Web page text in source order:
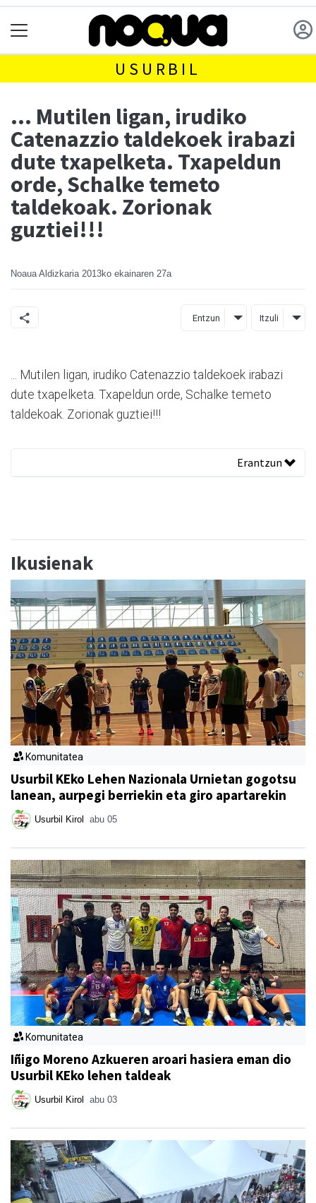
USURBIL
... Mutilen ligan, irudiko
Catenazzio taldekoek irabazi
dute txapelketa. Txapeldun
orde, Schalke temeto
taldekoak. Zorionak
guztiei!!!
Noaua Aldizkaria 2013ko ekainaren 27a
Entzun Itzuli
... Mutilen ligan, irudiko Catenazzio taldekoek irabazi
dute txapelketa. Txapeldun orde, Schalke temeto
taldekoak. Zorionak guztiei!!!
Erantzun
Ikusienak
Komunitatea
Usurbil KEko Lehen Nazionala Urnietan gogotsu
lanean, aurpegi berriekin eta giro apartarekin
Usurbil Kirol abu 05
Komunitatea
Iñigo Moreno Azkueren aroari hasiera eman dio
Usurbil KEko lehen taldeak
Usurbil Kirol abu 03